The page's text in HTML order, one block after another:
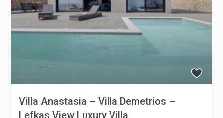
Villa Anastasia – Villa Demetrios –
Lefkas View Luxury Villa